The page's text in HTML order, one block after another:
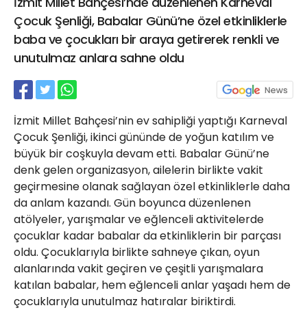
Çocuk Şenliği, Babalar Günü’ne özel etkinliklerle
baba ve çocukları bir araya getirerek renkli ve
unutulmaz anlara sahne oldu
İzmit Millet Bahçesi’nin ev sahipliği yaptığı Karneval
Çocuk Şenliği, ikinci gününde de yoğun katılım ve
büyük bir coşkuyla devam etti. Babalar Günü’ne
denk gelen organizasyon, ailelerin birlikte vakit
geçirmesine olanak sağlayan özel etkinliklerle daha
da anlam kazandı. Gün boyunca düzenlenen
atölyeler, yarışmalar ve eğlenceli aktivitelerde
çocuklar kadar babalar da etkinliklerin bir parçası
oldu. Çocuklarıyla birlikte sahneye çıkan, oyun
alanlarında vakit geçiren ve çeşitli yarışmalara
katılan babalar, hem eğlenceli anlar yaşadı hem de
çocuklarıyla unutulmaz hatıralar biriktirdi.
21 Gölcük
02624132333
haber@golcukpostasi.com